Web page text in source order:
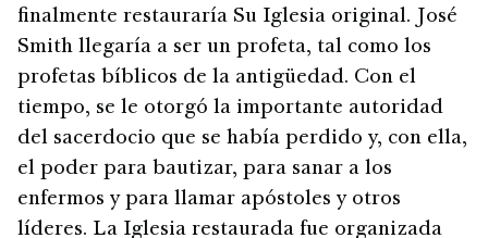
finalmente restauraría Su Iglesia original. José
Smith llegaría a ser un profeta, tal como los
profetas bíblicos de la antigüedad. Con el
tiempo, se le otorgó la importante autoridad
del sacerdocio que se había perdido y, con ella,
el poder para bautizar, para sanar a los
enfermos y para llamar apóstoles y otros
líderes. La Iglesia restaurada fue organizada